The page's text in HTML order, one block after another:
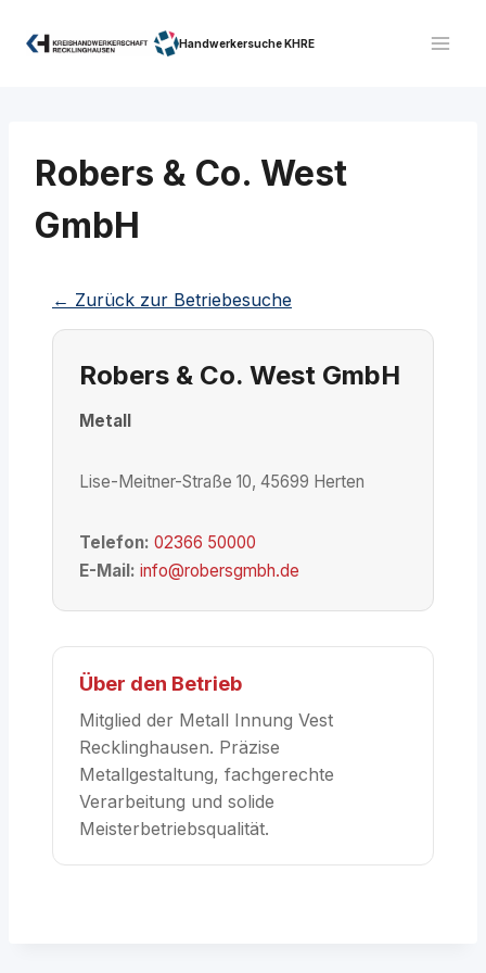
Inhalt
Handwerkersuche KHRE
Robers & Co. West
GmbH
← Zurück zur Betriebesuche
Robers & Co. West GmbH
Metall
Lise-Meitner-Straße 10, 45699 Herten
Telefon: 02366 50000
E-Mail: info@robersgmbh.de
Über den Betrieb
Mitglied der Metall Innung Vest
Recklinghausen. Präzise
Metallgestaltung, fachgerechte
Verarbeitung und solide
Meisterbetriebsqualität.